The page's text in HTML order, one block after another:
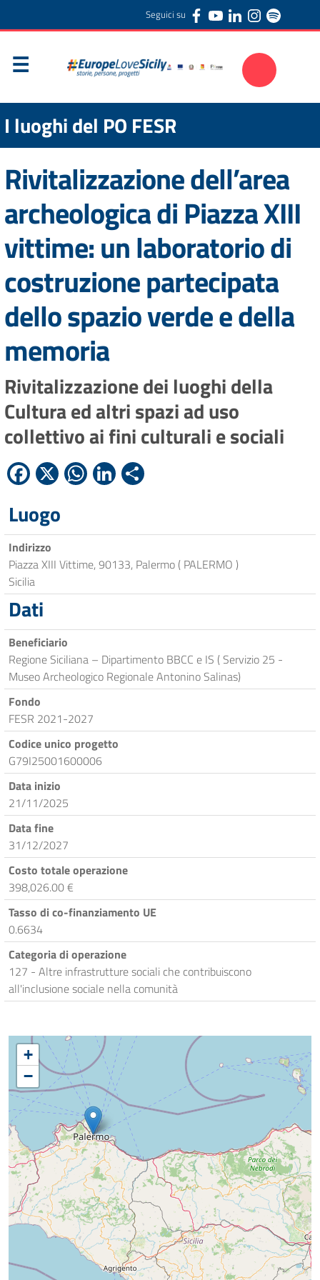
Seguici su
I luoghi del PO FESR
Rivitalizzazione dell’area
archeologica di Piazza XIII
vittime: un laboratorio di
costruzione partecipata
dello spazio verde e della
memoria
Rivitalizzazione dei luoghi della
Cultura ed altri spazi ad uso
collettivo ai fini culturali e sociali
Facebook
X WhatsApp
LinkedIn
Luogo
Indirizzo
Piazza XIII Vittime, 90133, Palermo ( PALERMO )
Sicilia
Dati
Beneficiario
Regione Siciliana – Dipartimento BBCC e IS ( Servizio 25 -
Museo Archeologico Regionale Antonino Salinas)
Fondo
FESR 2021-2027
Codice unico progetto
G79I25001600006
Data inizio
21/11/2025
Data fine
31/12/2027
Costo totale operazione
398,026.00 €
Tasso di co-finanziamento UE
0.6634
Categoria di operazione
127 - Altre infrastrutture sociali che contribuiscono
all'inclusione sociale nella comunità
+
−